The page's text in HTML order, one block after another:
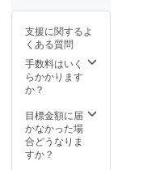
らかじ
めご了
承くだ
さい。
めにお
がりく
ださ
い。 ・
原材料
の食品
表示は
お届け
特典
せんね
んの木
グルー
プで利
10,000
円分の
商品券
後のス
ジュー
ル調整
をさせ
ていた
モデル
のワン
ちゃん
の有効
2023年
9月1日
から
2025年
8月31日
年間と
なりま
す。
支援に関するよ
くある質問
手数料はいく
らかかります
か？
目標金額に届
かなかった場
合どうなりま
すか？